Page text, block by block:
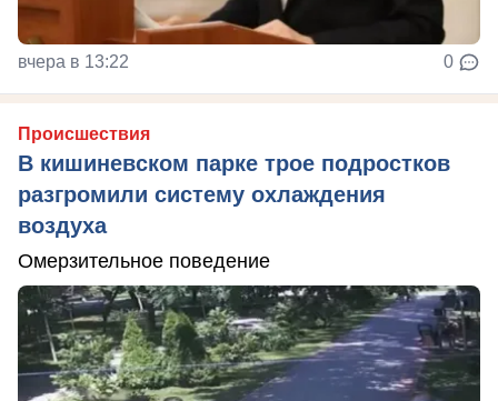
вчера в 13:22 0
Происшествия
В кишиневском парке трое подростков
разгромили систему охлаждения
воздуха
Омерзительное поведение